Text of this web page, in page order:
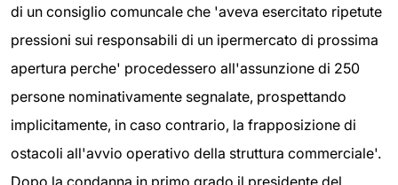
di un consiglio comuncale che 'aveva esercitato ripetute
pressioni sui responsabili di un ipermercato di prossima
apertura perche' procedessero all'assunzione di 250
persone nominativamente segnalate, prospettando
implicitamente, in caso contrario, la frapposizione di
ostacoli all'avvio operativo della struttura commerciale'.
Dopo la condanna in primo grado il presidente del